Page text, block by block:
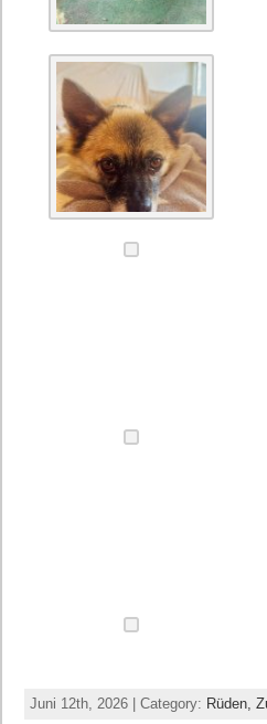
Juni 12th, 2026 | Category: Rüden,